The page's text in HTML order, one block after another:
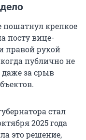
пошатнул крепкое
посту вице-
правой рукой
публично не
даже за срыв
стал
2025 года
это решение,